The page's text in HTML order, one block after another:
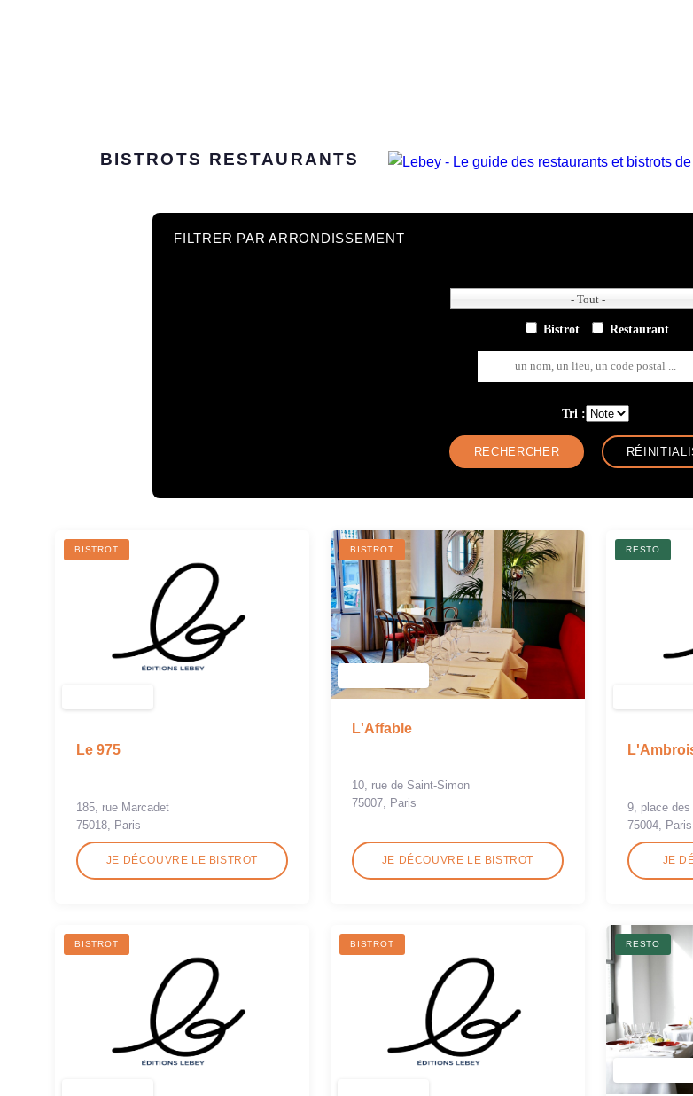
BISTROTS RESTAURANTS
FILTRER PAR ARRONDISSEMENT
- Tout -
- Tout -
Bistrot Restaurant
un nom, un lieu, un code postal ...
Tri :
BISTROT
Le 975
185, rue Marcadet
75018, Paris
JE DÉCOUVRE LE BISTROT
BISTROT
L'Affable
10, rue de Saint-Simon
75007, Paris
JE DÉCOUVRE LE BISTROT
RESTO
9, place des
75004, Paris
JE
BISTROT BISTROT RESTO